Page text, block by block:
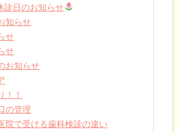
診日のお知らせ
知らせ
せ
せ
お知らせ
！！
の管理
院で受ける歯科検診の違い